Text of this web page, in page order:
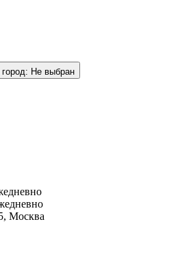
Не выбран
Москва